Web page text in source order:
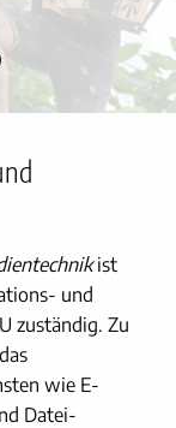
ist
und
zuständig. Zu
wie E-
Datei-